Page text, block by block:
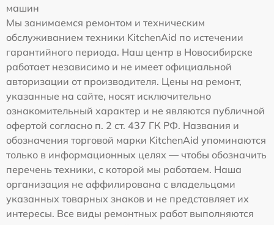
машин
Мы занимаемся ремонтом и техническим
обслуживанием техники KitchenAid по истечении
гарантийного периода. Наш центр в Новосибирске
работает независимо и не имеет официальной
авторизации от производителя. Цены на ремонт,
указанные на сайте, носят исключительно
ознакомительный характер и не являются публичной
офертой согласно п. 2 ст. 437 ГК РФ. Названия и
обозначения торговой марки KitchenAid упоминаются
только в информационных целях — чтобы обозначить
перечень техники, с которой мы работаем. Наша
организация не аффилирована с владельцами
указанных товарных знаков и не представляет их
интересы. Все виды ремонтных работ выполняются